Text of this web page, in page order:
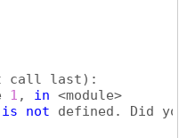
call last) :
1 , in <module>
is not defined. Did